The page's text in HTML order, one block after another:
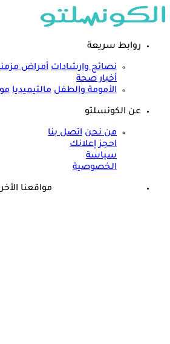
روابط سريعة
نصائح وارشادات أمراض
أخبار صحة
الأمومة والطفل مالتيميديا
عن الكونسلتو
من نحن اتصل بنا
احجز إعلانك
سياسة
الخصوصية
مواقعنا